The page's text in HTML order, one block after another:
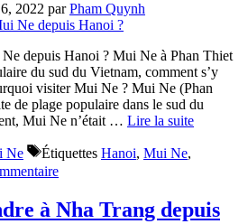
2022 parPham Quynh
depuis Hanoi ? Mui Ne à Phan Thiet
du sud du Vietnam, comment s’y
visiter Mui Ne ? Mui Ne (Phan
de plage populaire dans le sud du
Mui Ne n’était … Lire la suite
Ne Étiquettes Hanoi, Mui Ne,
à Nha Trang depuis